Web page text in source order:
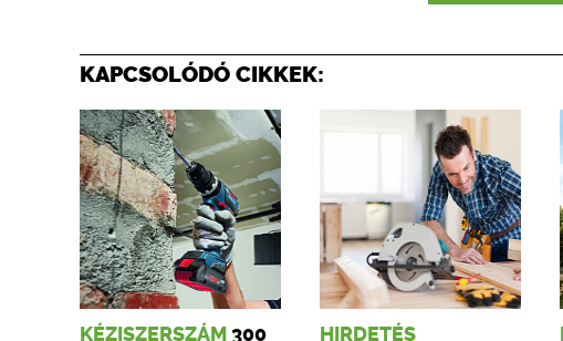
KAPCSOLÓDÓ CIKKEK:
KÉZISZERSZÁM 300 HIRDETÉS